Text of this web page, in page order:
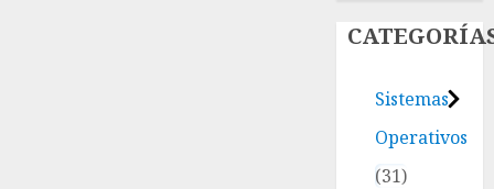
Sistemas
Operativos
31